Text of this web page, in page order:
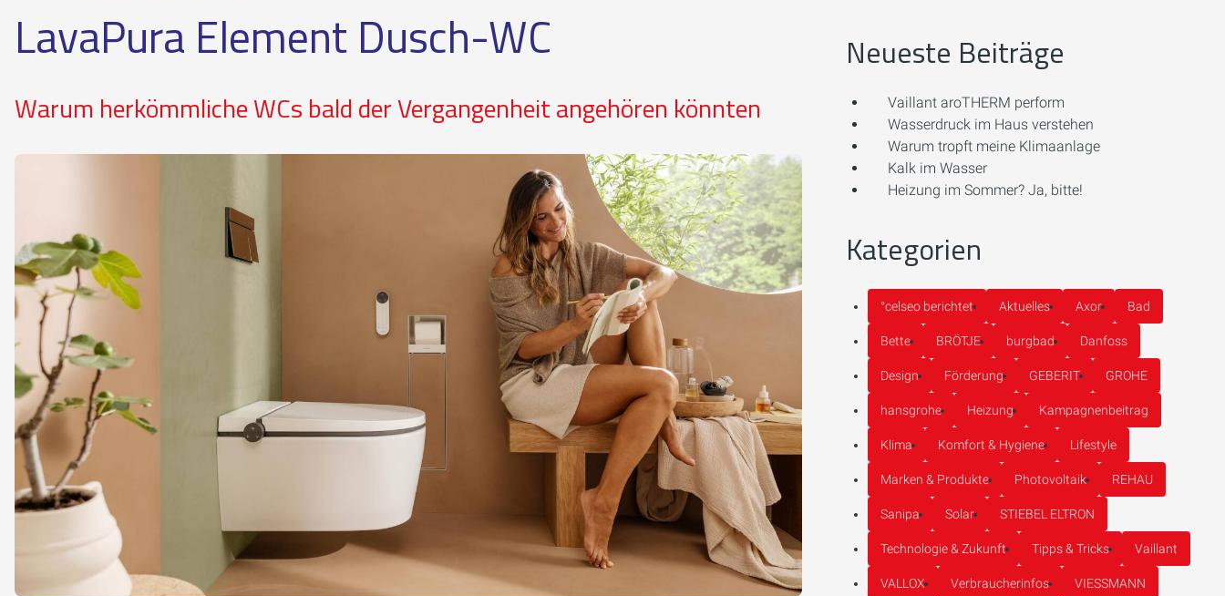
LavaPura Element Dusch-WC
Warum herkömmliche WCs bald der Vergangenheit angehören könnten
Neueste Beiträge
Vaillant aroTHERM perform
Wasserdruck im Haus verstehen
Warum tropft meine Klimaanlage
Kalk im Wasser
Heizung im Sommer? Ja, bitte!
Kategorien
°celseo berichtet Aktuelles Axor Bad
Bette BRÖTJE burgbad Danfoss
Design Förderung GEBERIT GROHE
hansgrohe Heizung Kampagnenbeitrag
Klima Komfort & Hygiene Lifestyle
Marken & Produkte Photovoltaik REHAU
Sanipa Solar STIEBEL ELTRON
Technologie & Zukunft Tipps & Tricks Vaillant
VALLOX Verbraucherinfos VIESSMANN